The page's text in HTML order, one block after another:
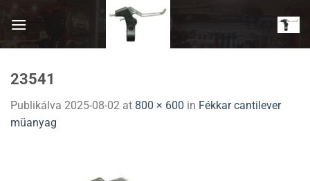
23541
Publikálva 2025-08-02 at 800 × 600 in Fékkar cantilever
müanyag